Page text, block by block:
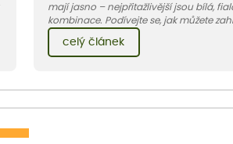
mají jasno – nejpřitažlivější jsou bílá,
kombinace. Podívejte se, jak můžete
obléknout i vy.
celý článek